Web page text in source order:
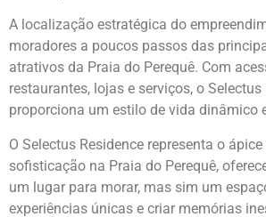
A localização estratégica do
moradores a poucos passos das
atrativos da Praia do Perequê. Com
restaurantes, lojas e serviços, o Selectus
proporciona um estilo de vida dinâmico
O Selectus Residence representa o
sofisticação na Praia do Perequê,
um lugar para morar, mas sim um
experiências únicas e criar memórias